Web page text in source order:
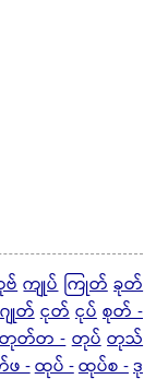
ကျုပ် ကြုတ် ခုတ်
ဂျုတ် ငုတ် ငုပ် စုတ် -
တုတ်တ - တုပ် တုသ်
-ထုပ် -ထုပ်စ -ဒု